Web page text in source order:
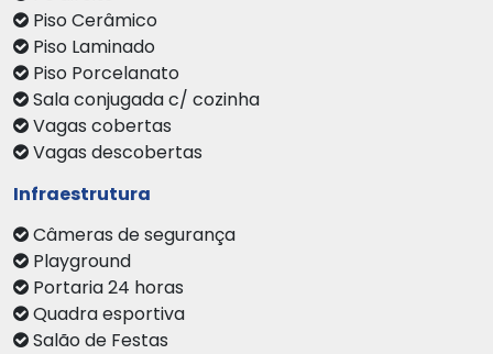
Piso Cerâmico
Piso Laminado
Piso Porcelanato
Sala conjugada c/ cozinha
Vagas cobertas
Vagas descobertas
Infraestrutura
Câmeras de segurança
Playground
Portaria 24 horas
Quadra esportiva
Salão de Festas